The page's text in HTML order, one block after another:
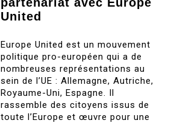
United
Europe United est un mouvement
politique pro-européen qui a de
nombreuses représentations au
sein de l’UE : Allemagne, Autriche,
Royaume-Uni, Espagne. Il
rassemble des citoyens issus de
toute l’Europe et œuvre pour une